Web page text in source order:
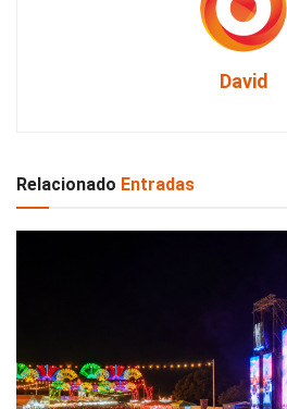
David
Relacionado Entradas